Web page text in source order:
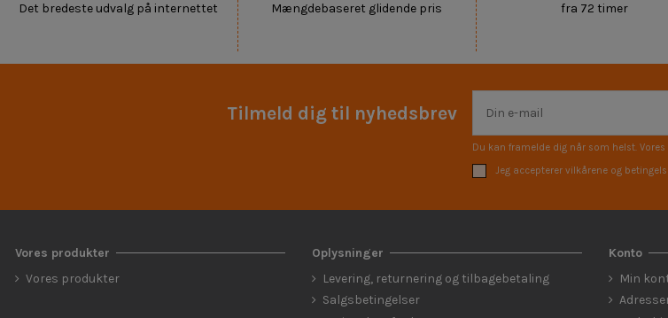
Det bredeste udvalg på internettet
Mængdebaseret glidende pris
fra 72 timer
Tilmeld dig til nyhedsbrev
Du kan framelde dig når som helst.
Jeg accepterer vilkårene og
Vores produkter
Vores produkter
Oplysninger
Levering, returnering og tilbagebetaling
Salgsbetingelser
Konto
Min